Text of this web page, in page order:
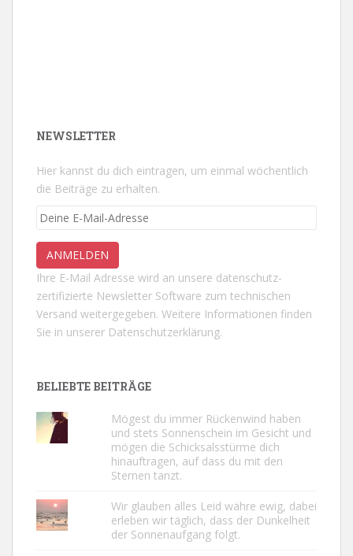
NEWSLETTER
Hier kannst du dich eintragen, um einmal wöchentlich
die Beiträge zu erhalten.
Ihre E-Mail Adresse wird an unsere datenschutz-
zertifizierte Newsletter Software zum technischen
Versand weitergegeben. Weitere Informationen finden
Sie in unserer Datenschutzerklärung.
BELIEBTE BEITRÄGE
Mögest du immer Rückenwind haben
und stets Sonnenschein im Gesicht und
mögen die Schicksalsstürme dich
hinauftragen, auf dass du mit den
Sternen tanzt.
Wir glauben alles Leid währe ewig, dabei
erleben wir täglich, dass der Dunkelheit
der Sonnenaufgang folgt.